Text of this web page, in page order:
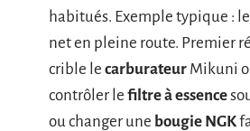
habitués. Exemple typique :
net en pleine route. Premier
crible le carburateur Mikuni
contrôler le filtre à essence
ou changer une bougie NGK